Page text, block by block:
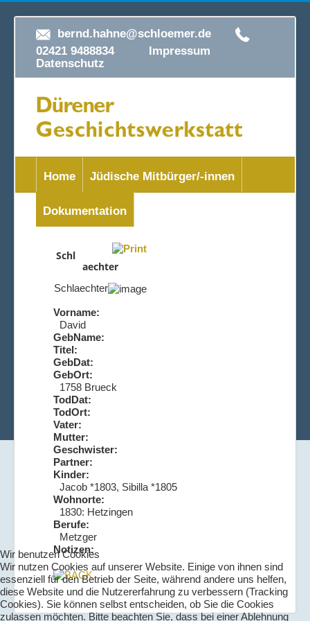
bernd.hahne@schloemer.de
02421 9488834 Impressum
Datenschutz
Home Jüdische Mitbürger/-innen
Dokumentation
Schl
aechter
Schlaechter
Vorname:
David
GebName:
Titel:
GebDat:
GebOrt:
1758 Brueck
TodDat:
TodOrt:
Vater:
Mutter:
Geschwister:
Partner:
Kinder:
Jacob *1803, Sibilla *1805
Wohnorte:
1830: Hetzingen
Berufe:
Metzger
Notizen:
Wir benutzen Cookies
Wir nutzen Cookies auf unserer Website. Einige von ihnen sind
essenziell für den Betrieb der Seite, während andere uns helfen,
diese Website und die Nutzererfahrung zu verbessern (Tracking
Cookies). Sie können selbst entscheiden, ob Sie die Cookies
zulassen möchten. Bitte beachten Sie, dass bei einer Ablehnung